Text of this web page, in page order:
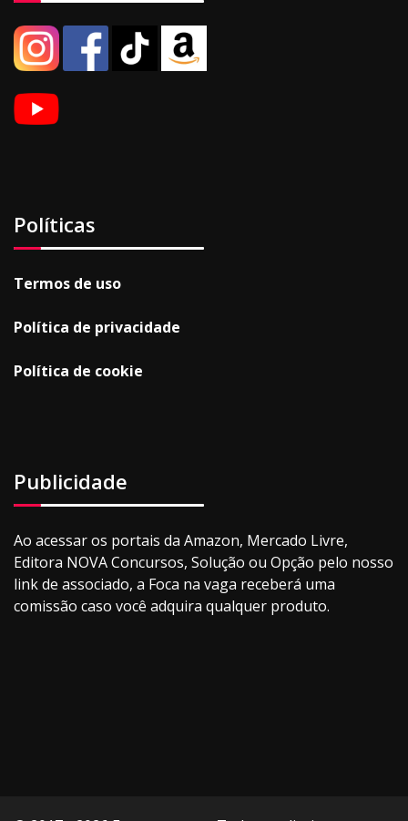
Políticas
Termos de uso
Política de privacidade
Política de cookie
Publicidade
Ao acessar os portais da Amazon, Mercado Livre,
Editora NOVA Concursos, Solução ou Opção pelo nosso
link de associado, a Foca na vaga receberá uma
comissão caso você adquira qualquer produto.